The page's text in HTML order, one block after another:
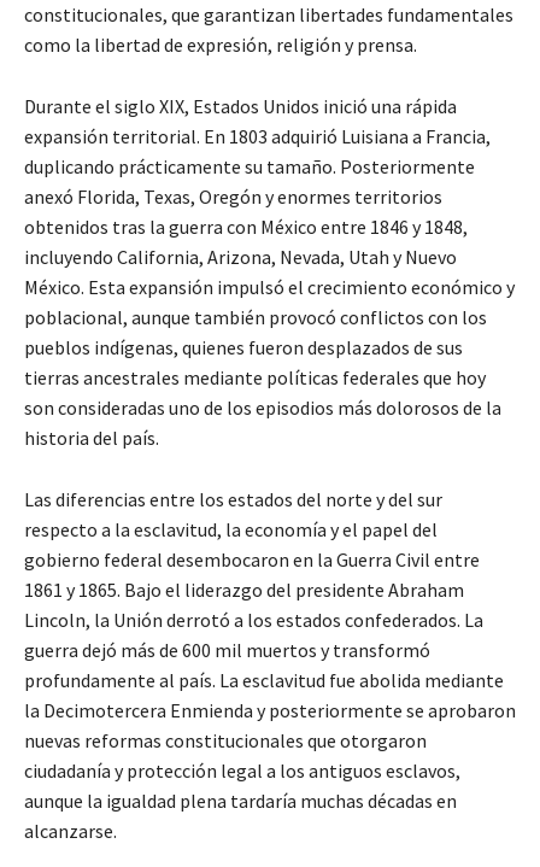
constitucionales, que garantizan libertades fundamentales
como la libertad de expresión, religión y prensa.
Durante el siglo XIX, Estados Unidos inició una rápida
expansión territorial. En 1803 adquirió Luisiana a Francia,
duplicando prácticamente su tamaño. Posteriormente
anexó Florida, Texas, Oregón y enormes territorios
obtenidos tras la guerra con México entre 1846 y 1848,
incluyendo California, Arizona, Nevada, Utah y Nuevo
México. Esta expansión impulsó el crecimiento económico y
poblacional, aunque también provocó conflictos con los
pueblos indígenas, quienes fueron desplazados de sus
tierras ancestrales mediante políticas federales que hoy
son consideradas uno de los episodios más dolorosos de la
historia del país.
Las diferencias entre los estados del norte y del sur
respecto a la esclavitud, la economía y el papel del
gobierno federal desembocaron en la Guerra Civil entre
1861 y 1865. Bajo el liderazgo del presidente Abraham
Lincoln, la Unión derrotó a los estados confederados. La
guerra dejó más de 600 mil muertos y transformó
profundamente al país. La esclavitud fue abolida mediante
la Decimotercera Enmienda y posteriormente se aprobaron
nuevas reformas constitucionales que otorgaron
ciudadanía y protección legal a los antiguos esclavos,
aunque la igualdad plena tardaría muchas décadas en
alcanzarse.